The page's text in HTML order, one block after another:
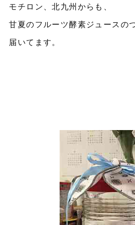
モチロン、北九州からも、
甘夏のフルーツ酵素ジュースの
届いてます。